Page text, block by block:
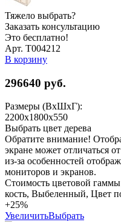
Тяжело выбрать?
Заказать консультацию
Это бесплатно!
Арт. Т004212
В корзину
296640 руб.
Размеры (ВхШхГ):
2200x1800x550
Выбрать цвет дерева
Обратите внимание!
экране может отличаться
из-за особенностей
мониторов и экранов.
Стоимость цветовой
кость, Выбеленный, Цвет
+25%
УвеличитьВыбрать